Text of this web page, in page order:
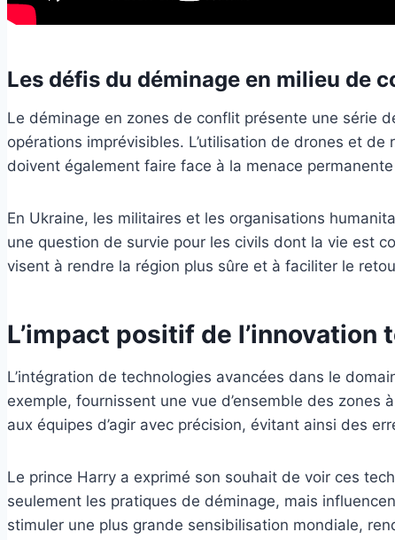
Les défis du déminage en milieu de
Le déminage en zones de conflit présente une série
opérations imprévisibles. L’utilisation de drones et
doivent également faire face à la menace
En Ukraine, les militaires et les organisations
une question de survie pour les civils dont la vie est
visent à rendre la région plus sûre et à faciliter le
L’impact positif de l’innovation
L’intégration de technologies avancées dans le
exemple, fournissent une vue d’ensemble des
aux équipes d’agir avec précision, évitant ainsi des
Le prince Harry a exprimé son souhait de voir ces
seulement les pratiques de déminage, mais
stimuler une plus grande sensibilisation mondiale,